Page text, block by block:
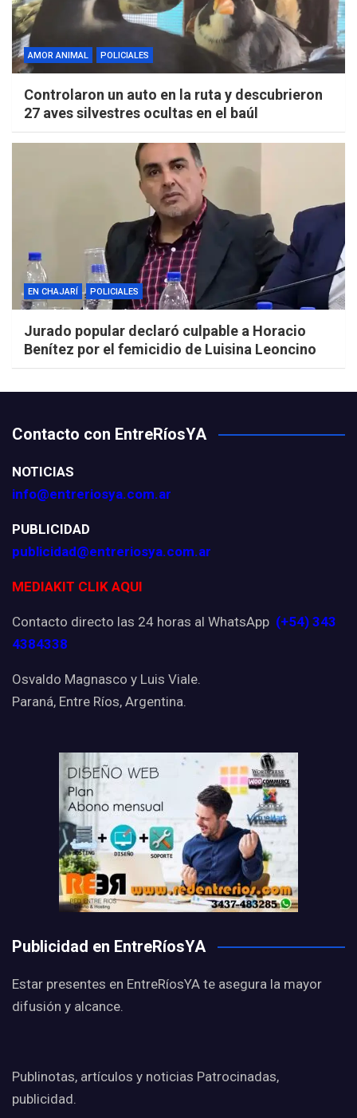
AMOR ANIMAL POLICIALES
Controlaron un auto en la ruta y descubrieron
27 aves silvestres ocultas en el baúl
EN CHAJARÍ POLICIALES
Jurado popular declaró culpable a Horacio
Benítez por el femicidio de Luisina Leoncino
Contacto con EntreRíosYA
NOTICIAS
info@entreriosya.com.ar
PUBLICIDAD
publicidad@entreriosya.com.ar
MEDIAKIT CLIK AQUI
Contacto directo las 24 horas al WhatsApp (+54) 343
4384338
Osvaldo Magnasco y Luis Viale.
Paraná, Entre Ríos, Argentina.
Publicidad en EntreRíosYA
Estar presentes en EntreRíosYA te asegura la mayor
difusión y alcance.
Publinotas, artículos y noticias Patrocinadas,
publicidad.